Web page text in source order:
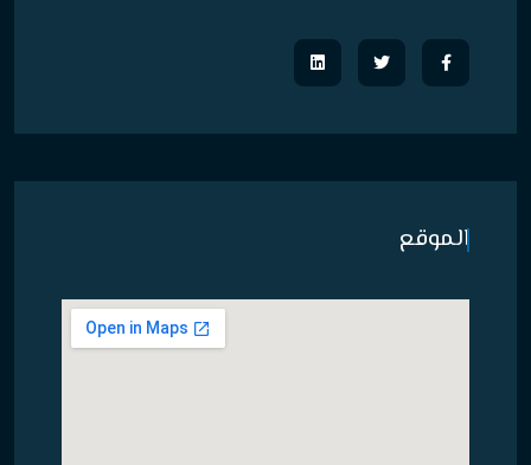
الموقع